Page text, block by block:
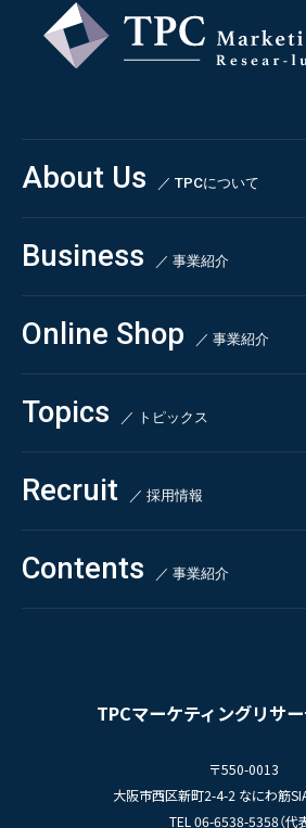
TPCマーケティングリサ
〒550-0013
大阪市西区新町2-4-2 なにわ筋
TEL 06-6538-5358（代
About Us ／ TPCについて
私たちの強み
会社概要・沿革
CSR
Business ／ 事業紹介
コンサルティング
依頼・受託調査
- 市場調査
- 競合調査
- アンケート調査
- クイックリサーチ
自主企画調査
Online Shop ／ 事業紹介
Beauty & Cosmetics
Health & Food
Pharmaceuticals & Medical
Chemical & Life Sciences
Topics ／ トピックス
ALL
お知らせ
新刊情報
掲載情報
Recruit ／ 採用情報
採用TOP
- 求める人物像
Contents ／ 事業紹介
お問い合わせ
プライバシーポリシー